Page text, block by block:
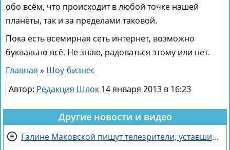
обо всём, что происходит в любой точке нашей
планеты, так и за пределами таковой.
Пока есть всемирная сеть интернет, возможно
буквально всё. Не знаю, радоваться этому или нет.
Главная » Шоу-бизнес
Автор: Редакция Шлок 14 января 2013 в 16:23
Другие новости и видео
Галине Маковской пишут телезрители, уставшие от Элины Рахимовой